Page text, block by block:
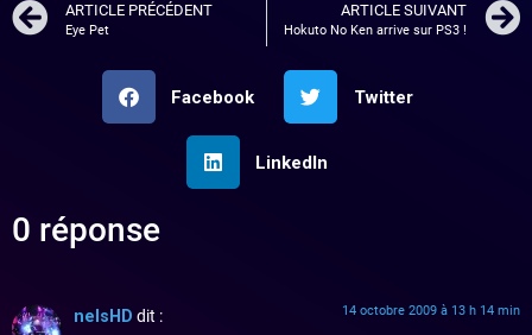
ARTICLE PRÉCÉDENT
Eye Pet
ARTICLE SUIVANT
Hokuto No Ken arrive sur PS3 !
Facebook Twitter
LinkedIn
0 réponse
nelsHD dit : 14 octobre 2009 à 13 h 14 min